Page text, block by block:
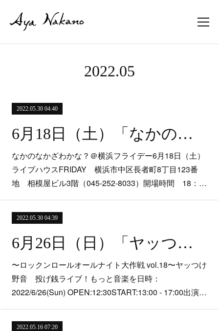
2022.05
2022.05.30 04:40
6月18日（土）「なかのなかざわかな？」＠横浜フライデー
なかのなかざわかな？＠横浜フライデー6月18日（土）
ライブハウスFRIDAY 横浜市中区長者町8丁目123番
地 相模屋ビル3階（045-252-8033）開場時間 18：…
2022.05.30 04:39
6月26日（日）「ヤッつけ野音 投げ銭ライブ！もっと音楽を」＠二宮 ラーメン屋「ヤッつけ亭」広場
〜ロックンロールオールナイト大作戦 vol.18〜ヤッつけ
野音 投げ銭ライブ！もっと音楽を日時：
2022/6/26(Sun) OPEN:12:30START:13:00 - 17:00出演…
2022.05.16 07:20